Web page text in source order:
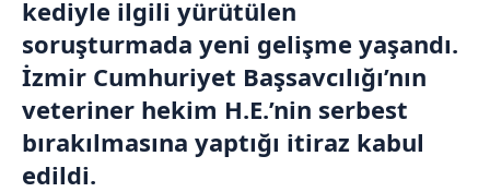
kediyle ilgili yürütülen
soruşturmada yeni gelişme yaşandı.
İzmir Cumhuriyet Başsavcılığı’nın
veteriner hekim H.E.’nin serbest
bırakılmasına yaptığı itiraz kabul
edildi.